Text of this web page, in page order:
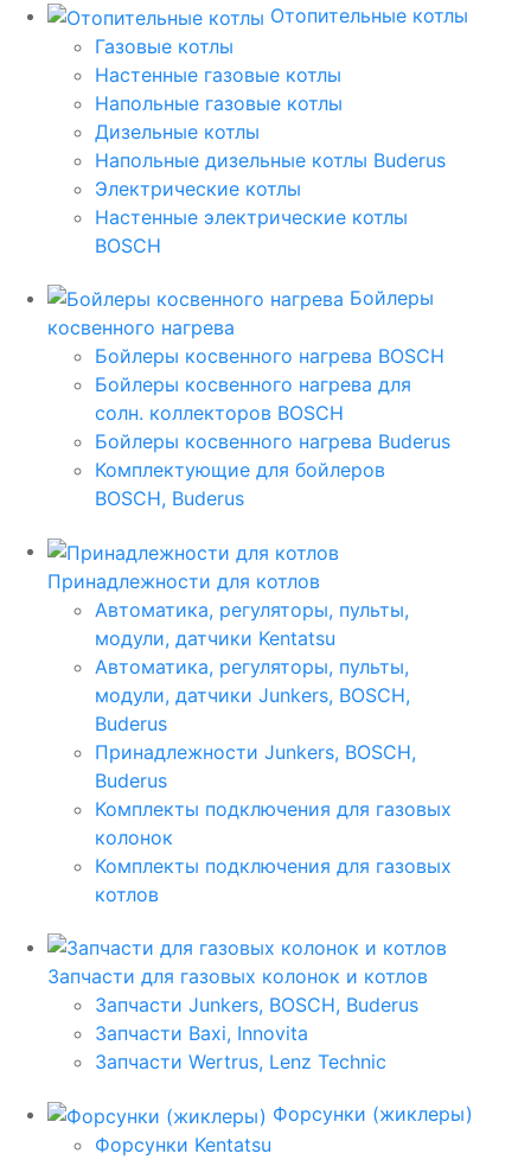
Отопительные котлы
Газовые котлы
Настенные газовые котлы
Напольные газовые котлы
Дизельные котлы
Напольные дизельные котлы Buderus
Электрические котлы
Настенные электрические котлы
BOSCH
Бойлеры
косвенного нагрева
Бойлеры косвенного нагрева BOSCH
Бойлеры косвенного нагрева для
солн. коллекторов BOSCH
Бойлеры косвенного нагрева Buderus
Комплектующие для бойлеров
BOSCH, Buderus
Принадлежности для котлов
Автоматика, регуляторы, пульты,
модули, датчики Kentatsu
Автоматика, регуляторы, пульты,
модули, датчики Junkers, BOSCH,
Buderus
Принадлежности Junkers, BOSCH,
Buderus
Комплекты подключения для газовых
колонок
Комплекты подключения для газовых
котлов
Запчасти для газовых колонок и котлов
Запчасти Junkers, BOSCH, Buderus
Запчасти Baxi, Innovita
Запчасти Wertrus, Lenz Technic
Форсунки (жиклеры)
Форсунки Kentatsu